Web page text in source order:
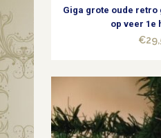
Giga grote oude retro
op veer 1e
€